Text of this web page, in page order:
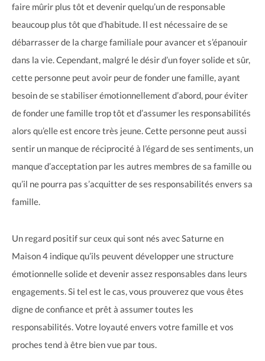
faire mûrir plus tôt et devenir quelqu’un de responsable
beaucoup plus tôt que d’habitude. Il est nécessaire de se
débarrasser de la charge familiale pour avancer et s’épanouir
dans la vie. Cependant, malgré le désir d’un foyer solide et sûr,
cette personne peut avoir peur de fonder une famille, ayant
besoin de se stabiliser émotionnellement d’abord, pour éviter
de fonder une famille trop tôt et d’assumer les responsabilités
alors qu’elle est encore très jeune. Cette personne peut aussi
sentir un manque de réciprocité à l’égard de ses sentiments, un
manque d’acceptation par les autres membres de sa famille ou
qu’il ne pourra pas s’acquitter de ses responsabilités envers sa
famille.
Un regard positif sur ceux qui sont nés avec Saturne en
Maison 4 indique qu’ils peuvent développer une structure
émotionnelle solide et devenir assez responsables dans leurs
engagements. Si tel est le cas, vous prouverez que vous êtes
digne de confiance et prêt à assumer toutes les
responsabilités. Votre loyauté envers votre famille et vos
proches tend à être bien vue par tous.